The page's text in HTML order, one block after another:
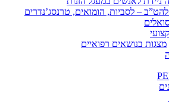
– לסביות, הומואים, טרנסג’נדרים
מצגות בנושאים רפואיים